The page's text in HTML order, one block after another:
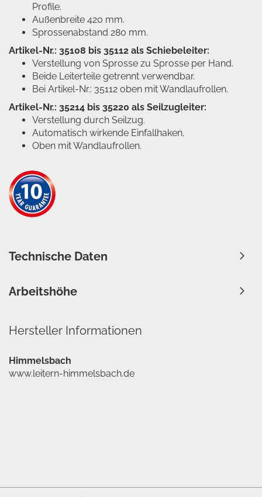
Profile.
Außenbreite 420 mm.
Sprossenabstand 280 mm.
Artikel-Nr.: 35108 bis 35112 als Schiebeleiter:
Verstellung von Sprosse zu Sprosse per Hand.
Beide Leiterteile getrennt verwendbar.
Bei Artikel-Nr.: 35112 oben mit Wandlaufrollen.
Artikel-Nr.: 35214 bis 35220 als Seilzugleiter:
Verstellung durch Seilzug.
Automatisch wirkende Einfallhaken.
Oben mit Wandlaufrollen.
Technische Daten
Arbeitshöhe
Hersteller Informationen
Himmelsbach
www.leitern-himmelsbach.de